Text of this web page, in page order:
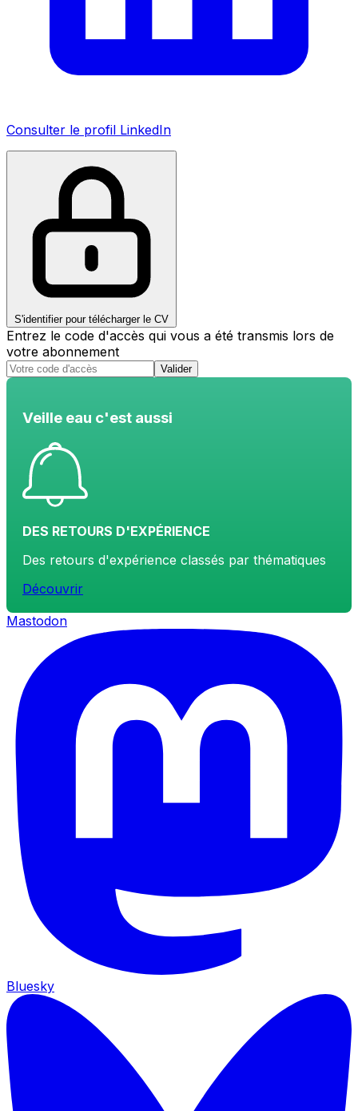
Consulter le profil LinkedIn
S'identifier pour télécharger le CV
Entrez le code d'accès qui vous a été transmis lors de
votre abonnement
Valider
Veille eau c'est aussi
DES RETOURS D'EXPÉRIENCE
Des retours d'expérience classés par thématiques
Découvrir
Mastodon
Bluesky